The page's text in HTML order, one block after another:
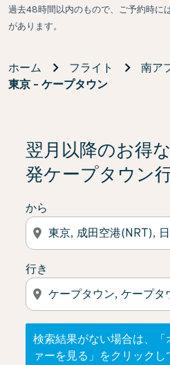
過去48時間以内のもので、ご予約時に
があります。
ホーム フライト
南ア
東京 - ケープタウン
翌月以降のお得
発ケープタウン
から
location_on
行き
location_on
検索結果がない場合は、「
ァーを見る」をクリックし
検索結果がない場合は、「